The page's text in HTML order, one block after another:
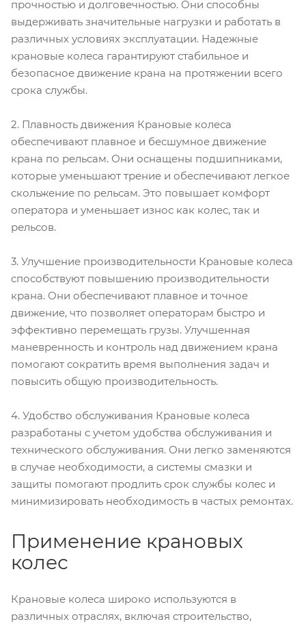
прочностью и долговечностью. Они способны
выдерживать значительные нагрузки и работать в
различных условиях эксплуатации. Надежные
крановые колеса гарантируют стабильное и
безопасное движение крана на протяжении всего
срока службы.
2. Плавность движения Крановые колеса
обеспечивают плавное и бесшумное движение
крана по рельсам. Они оснащены подшипниками,
которые уменьшают трение и обеспечивают легкое
скольжение по рельсам. Это повышает комфорт
оператора и уменьшает износ как колес, так и
рельсов.
3. Улучшение производительности Крановые колеса
способствуют повышению производительности
крана. Они обеспечивают плавное и точное
движение, что позволяет операторам быстро и
эффективно перемещать грузы. Улучшенная
маневренность и контроль над движением крана
помогают сократить время выполнения задач и
повысить общую производительность.
4. Удобство обслуживания Крановые колеса
разработаны с учетом удобства обслуживания и
технического обслуживания. Они легко заменяются
в случае необходимости, а системы смазки и
защиты помогают продлить срок службы колес и
минимизировать необходимость в частых ремонтах.
Применение крановых
колес
Крановые колеса широко используются в
различных отраслях, включая строительство,